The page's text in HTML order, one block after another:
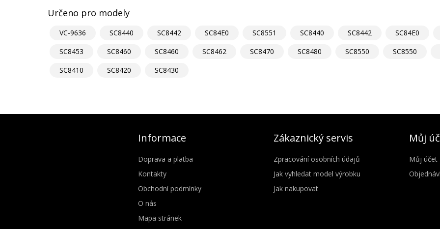
Určeno pro modely
VC-9636 SC8440 SC8442 SC84E0 SC8551 SC8440 SC8442 SC84E0
SC8453
SC8460 SC8460 SC8462 SC8470 SC8480 SC8550 SC8550
SC8410
SC8420 SC8430
Informace
Doprava a platba
Kontakty
Obchodní podmínky
O nás
Mapa stránek
Zákaznický servis
Zpracování osobních údajů
Jak vyhledat model výrobku
Jak nakupovat
Můj
Můj účet